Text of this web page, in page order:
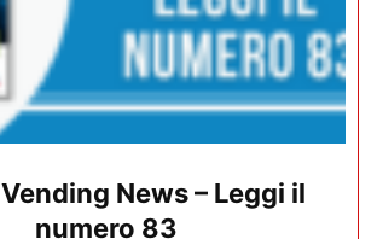
News – Leggi il
numero 83